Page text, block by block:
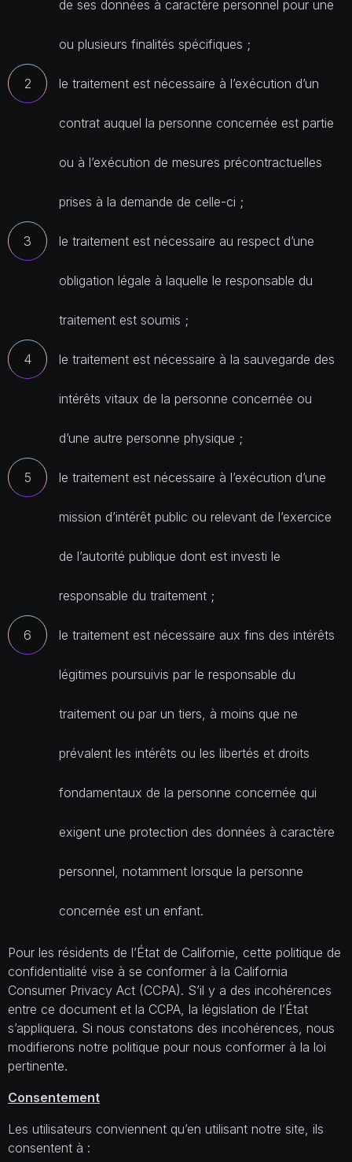
de ses données à caractère personnel pour une
ou plusieurs finalités spécifiques ;
le traitement est nécessaire à l’exécution d’un
contrat auquel la personne concernée est partie
ou à l’exécution de mesures précontractuelles
prises à la demande de celle-ci ;
le traitement est nécessaire au respect d’une
obligation légale à laquelle le responsable du
traitement est soumis ;
le traitement est nécessaire à la sauvegarde des
intérêts vitaux de la personne concernée ou
d’une autre personne physique ;
le traitement est nécessaire à l’exécution d’une
mission d’intérêt public ou relevant de l’exercice
de l’autorité publique dont est investi le
responsable du traitement ;
le traitement est nécessaire aux fins des intérêts
légitimes poursuivis par le responsable du
traitement ou par un tiers, à moins que ne
prévalent les intérêts ou les libertés et droits
fondamentaux de la personne concernée qui
exigent une protection des données à caractère
personnel, notamment lorsque la personne
concernée est un enfant.
Pour les résidents de l’État de Californie, cette politique de
confidentialité vise à se conformer à la California
Consumer Privacy Act (CCPA). S’il y a des incohérences
entre ce document et la CCPA, la législation de l’État
s’appliquera. Si nous constatons des incohérences, nous
modifierons notre politique pour nous conformer à la loi
pertinente.
Consentement
Les utilisateurs conviennent qu’en utilisant notre site, ils
consentent à :